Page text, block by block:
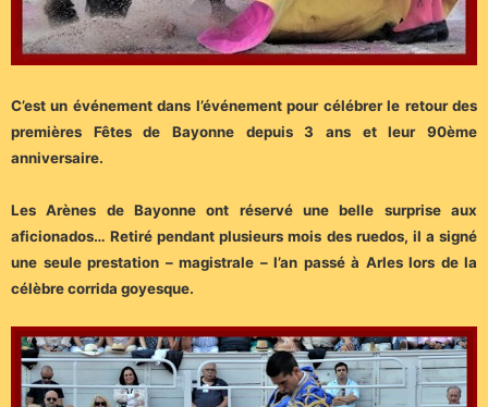
C’est un événement dans l’événement pour célébrer le retour des
premières Fêtes de Bayonne depuis 3 ans et leur 90ème
anniversaire.
Les Arènes de Bayonne ont réservé une belle surprise aux
aficionados…Retiré pendant plusieurs mois des ruedos, il a signé
une seule prestation – magistrale – l’an passé à Arles lors de la
célèbre corrida goyesque.